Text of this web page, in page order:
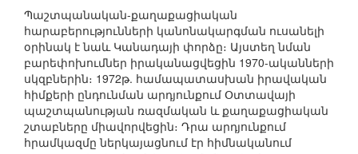
Պաշտպանական-քաղաքացիական
հարաբերությունների կանոնակարգման ուսանելի
օրինակ է նաև Կանադայի փորձը։ Այստեղ նման
բարեփոխումներ իրականացվեցին 1970-ականների
սկզբներին։ 1972թ. համապատասխան իրավական
հիմքերի ընդունման արդյունքում Օտտավայի
պաշտպանության ռազմական և քաղաքացիական
շտաբները միավորվեցին։ Դրա արդյունքում
հրամկազմը ներկայացնում էր հիմնականում